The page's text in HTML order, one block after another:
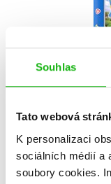
Souhlas
Tato webová
K personalizaci
sociálních médií a
soubory cookies.